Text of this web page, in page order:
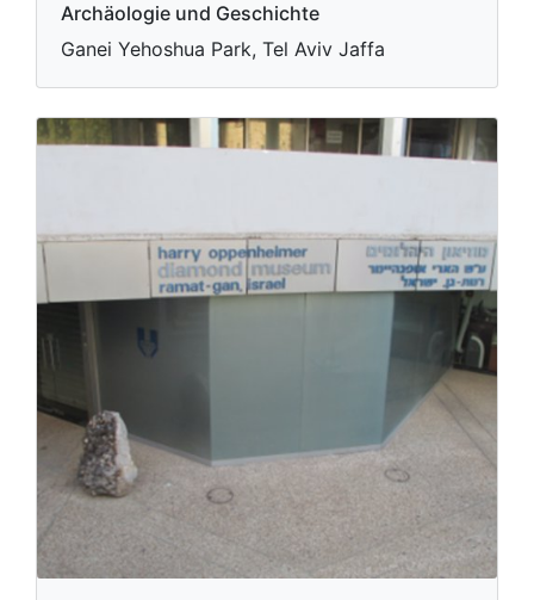
Archäologie und Geschichte
Ganei Yehoshua Park, Tel Aviv Jaffa